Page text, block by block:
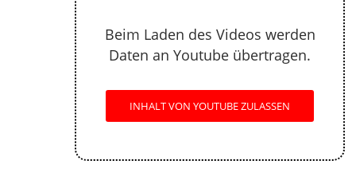
Beim Laden des Videos werden
Daten an Youtube übertragen.
INHALT VON YOUTUBE ZULASSEN